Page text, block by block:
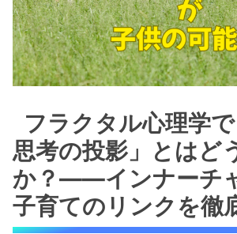
フラクタル心理学
思考の投影」とはど
か？――インナーチ
子育てのリンクを徹